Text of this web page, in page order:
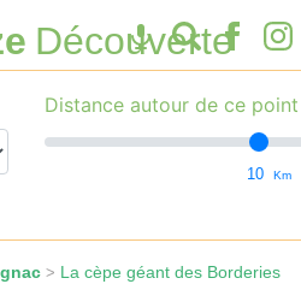
Découverte
Distance autour de ce point
10 Km
> La cèpe géant des Borderies